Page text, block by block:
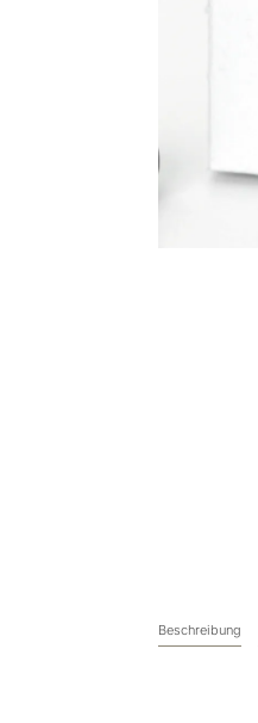
Beschreibung